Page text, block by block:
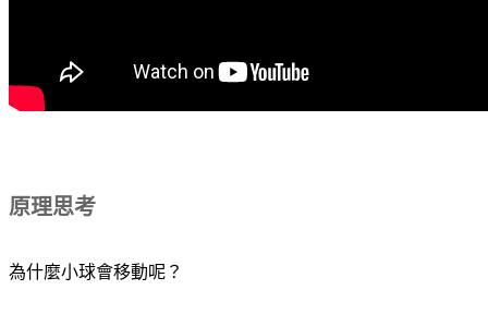
原理思考
為什麼小球會移動呢？